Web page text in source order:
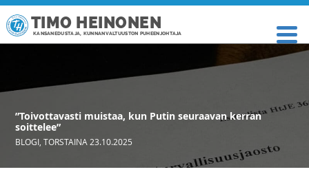
TIMO HEINONEN
KANSANEDUSTAJA, KUNNANVALTUUSTON PUHEENJOHTAJA
”Toivottavasti muistaa, kun Putin seuraavan kerran
soittelee”
BLOGI ,TORSTAINA 23.10.2025